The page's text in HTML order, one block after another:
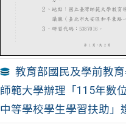
教育部國民及學前教
師範大學辦理「115年數
中等學校學生學習扶助」